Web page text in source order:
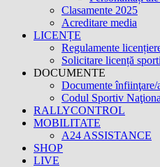
Clasamente 2025
Acreditare media
LICENȚE
Regulamente
Solicitare licență
DOCUMENTE
Documente
Codul Sportiv
RALLYCONTROL
MOBILITATE
A24 ASSISTANCE
SHOP
LIVE